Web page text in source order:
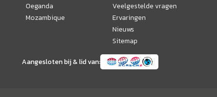
Oeganda
Mozambique
Veelgestelde vragen
Ervaringen
Nieuws
Sitemap
Aangesloten bij & lid van: